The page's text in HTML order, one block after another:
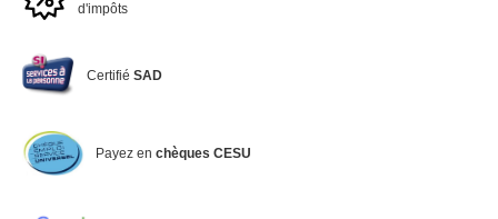
d'impôts
CertifiéSAD
Payez en chèques CESU